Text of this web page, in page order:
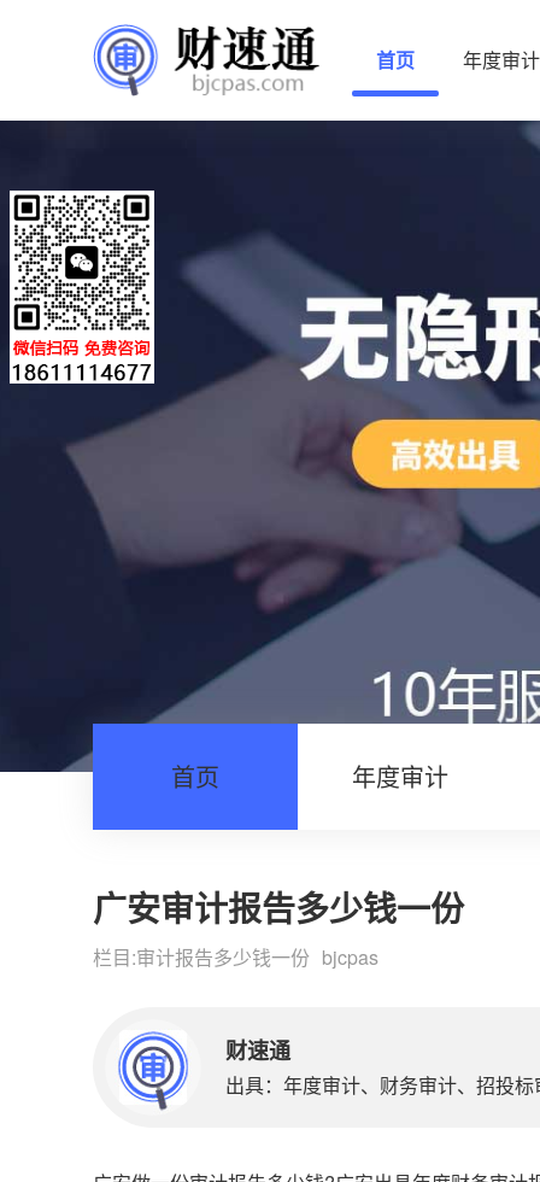
首页 年度审计
首页 年度审计
广安审计报告多少钱一份
栏目:审计报告多少钱一份 bjcpas
财速通
出具：年度审计、财务审计、招投